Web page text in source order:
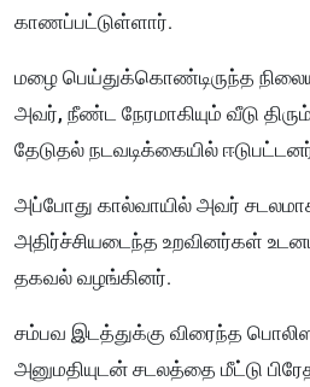
காணப்பட்டுள்ளார்.
மழை பெய்துக்கொண்டிருந்த
அவர், நீண்ட நேரமாகியும் வீடு
தேடுதல் நடவடிக்கையில்
அப்போது கால்வாயில் அவர்
அதிர்ச்சியடைந்த உறவினர்கள்
தகவல் வழங்கினர்.
சம்பவ இடத்துக்கு விரைந்த
அனுமதியுடன் சடலத்தை மீட்டு